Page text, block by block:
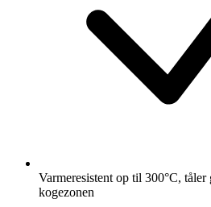
Varmeresistent op til 300°C,
kogezonen